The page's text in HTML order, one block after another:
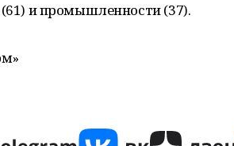
(61) и промышленности (37).